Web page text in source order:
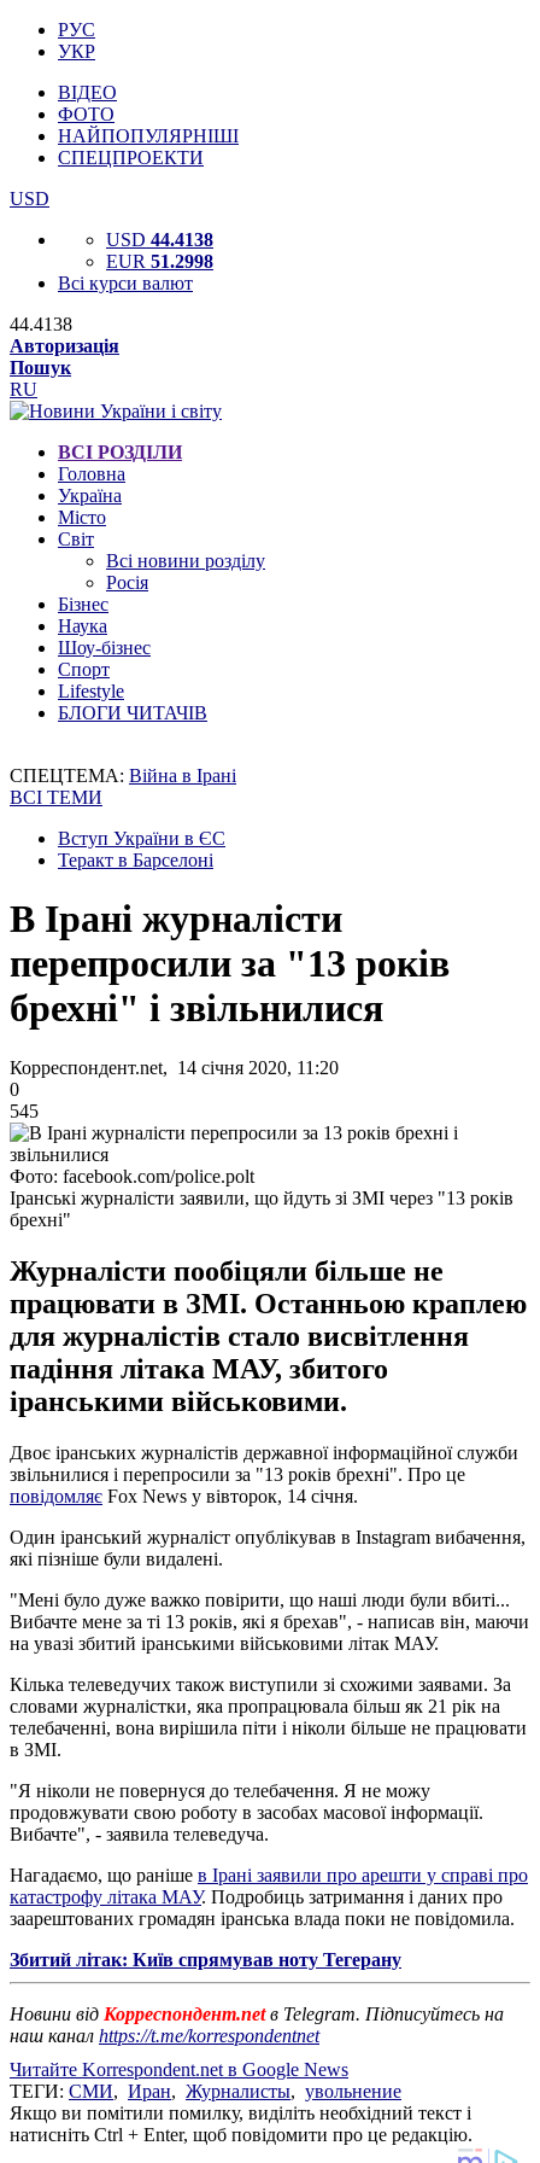
РУС
УКР
ВІДЕО
ФОТО
НАЙПОПУЛЯРНІШІ
СПЕЦПРОЕКТИ
USD
USD 44.4138
EUR 51.2998
Всі курси валют
44.4138
Авторизація
Пошук
RU
ВСІ РОЗДІЛИ
Головна
Україна
Місто
Світ
Всі новини розділу
Росія
Бізнес
Наука
Шоу-бізнес
Спорт
Lifestyle
БЛОГИ ЧИТАЧІВ
СПЕЦТЕМА: Війна в Ірані
ВСІ ТЕМИ
Вступ України в ЄС
Теракт в Барселоні
В Ірані журналісти
перепросили за "13 років
брехні" і звільнилися
Корреспондент.net, 14 січня 2020, 11:20
0
545
Фото: facebook.com/police.polt
Іранські журналісти заявили, що йдуть зі ЗМІ через "13 років
брехні"
Журналісти пообіцяли більше не
працювати в ЗМІ. Останньою краплею
для журналістів стало висвітлення
падіння літака МАУ, збитого
іранськими військовими.
Двоє іранських журналістів державної інформаційної служби
звільнилися і перепросили за "13 років брехні". Про це
повідомляє Fox News у вівторок, 14 січня.
Один іранський журналіст опублікував в Instagram вибачення,
які пізніше були видалені.
"Мені було дуже важко повірити, що наші люди були вбиті...
Вибачте мене за ті 13 років, які я брехав", - написав він, маючи
на увазі збитий іранськими військовими літак МАУ.
Кілька телеведучих також виступили зі схожими заявами. За
словами журналістки, яка пропрацювала більш як 21 рік на
телебаченні, вона вирішила піти і ніколи більше не працювати
в ЗМІ.
"Я ніколи не повернуся до телебачення. Я не можу
продовжувати свою роботу в засобах масової інформації.
Вибачте", - заявила телеведуча.
Нагадаємо, що раніше в Ірані заявили про арешти у справі про
катастрофу літака МАУ. Подробиць затримання і даних про
заарештованих громадян іранська влада поки не повідомила.
Збитий літак: Київ спрямував ноту Тегерану
Новини від Корреспондент.netв Telegram. Підписуйтесь на
наш канал https://t.me/korrespondentnet
Читайте Korrespondent.net в Google News
ТЕГИ: СМИ, Иран, Журналисты, увольнение
Якщо ви помітили помилку, виділіть необхідний текст і
натисніть Ctrl + Enter, щоб повідомити про це редакцію.